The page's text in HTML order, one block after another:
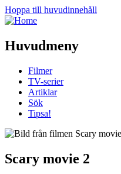
Hoppa till huvudinnehåll
Huvudmeny
Filmer
TV-serier
Artiklar
Sök
Tipsa!
Scary movie 2